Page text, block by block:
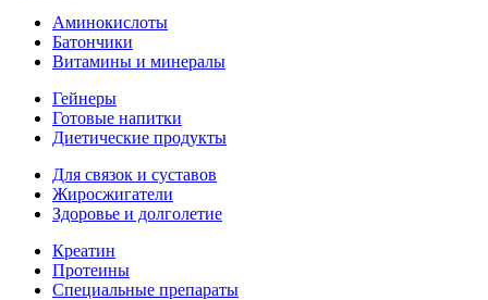
Аминокислоты
Батончики
Витамины и минералы
Гейнеры
Готовые напитки
Диетические продукты
Для связок и суставов
Жиросжигатели
Здоровье и долголетие
Креатин
Протеины
Специальные препараты